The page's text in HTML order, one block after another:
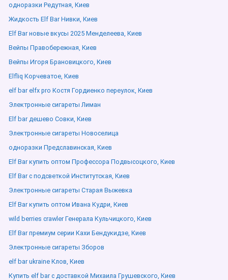
одноразки Редутная, Киев
Жидкость Elf Bar Нивки, Киев
Elf Bar новые вкусы 2025 Менделеева, Киев
Вейпы Правобережная, Киев
Вейпы Игоря Брановицкого, Киев
Elfliq Корчеватое, Киев
elf bar elfx pro Костя Гордиенко переулок, Киев
Электронные сигареты Лиман
Elf bar дешево Совки, Киев
Электронные сигареты Новоселица
одноразки Предславинская, Киев
Elf Bar купить оптом Профессора Подвысоцкого, Киев
Elf Bar с подсветкой Институтская, Киев
Электронные сигареты Старая Выжевка
Elf Bar купить оптом Ивана Кудри, Киев
wild berries crawler Генерала Кульчицкого, Киев
Elf Bar премиум серии Кахи Бендукидзе, Киев
Электронные сигареты Зборов
elf bar ukraine Клов, Киев
Купить elf bar с доставкой Михаила Грушевского, Киев